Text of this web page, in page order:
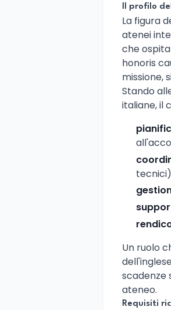
Il profilo
La figura
atenei
che
honoris
missione,
Stando
italiane, il
tecnici)
Un ruolo
scadenze
ateneo.
Requisiti